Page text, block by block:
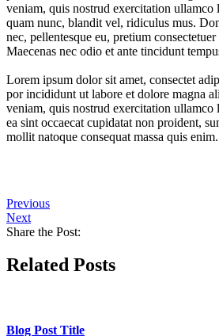
veniam, quis nostrud exercitation
quam nunc, blandit vel, ridiculus mus.
nec, pellentesque eu, pretium
Maecenas nec odio et ante tincidunt
Lorem ipsum dolor sit amet, consectet
por incididunt ut labore et dolore magna
veniam, quis nostrud exercitation
ea sint occaecat cupidatat non proident,
mollit natoque consequat massa quis enim.
Previous
Next
Share the Post:
Related Posts
Blog Post Title